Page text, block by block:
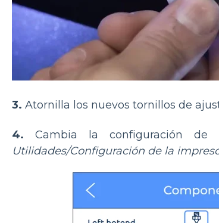
3. Atornilla los nuevos tornillos de
4. Cambia la configuración
Utilidades/Configuración de la